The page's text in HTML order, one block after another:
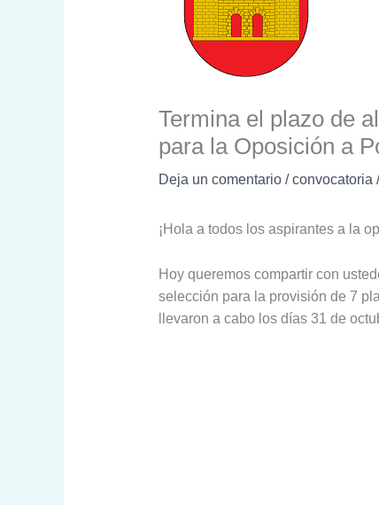
Termina el plazo de
para la Oposición a
Deja un comentario / convocatoria
¡Hola a todos los aspirantes a la
Hoy queremos compartir con
selección para la provisión de 7
llevaron a cabo los días 31 de